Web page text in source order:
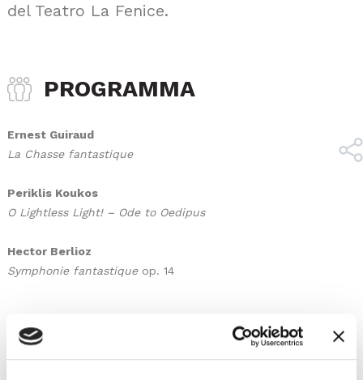
del Teatro La Fenice.
PROGRAMMA
Ernest Guiraud
La Chasse fantastique
Periklis Koukos
O Lightless Light! – Ode to Oedipus
Hector Berlioz
Symphonie fantastiqueop. 14
SCARICA LOCANDINA
SCARICA COMUNICATO STAMPA